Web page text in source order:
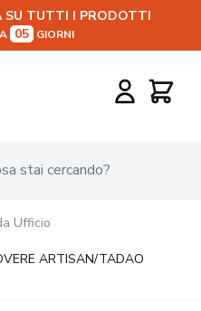
SU TUTTI I PRODOTTI
05 GIORNI
Carrello
Ufficio
ARTISAN/TADAO